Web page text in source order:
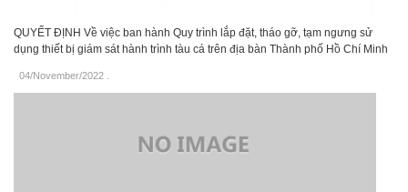
QUYẾT ĐỊNH Về việc ban hành Quy trình lắp đặt, tháo gỡ, tạm ngưng sử
dụng thiết bị giám sát hành trình tàu cá trên địa bàn Thành phố Hồ Chí Minh
04/November/2022